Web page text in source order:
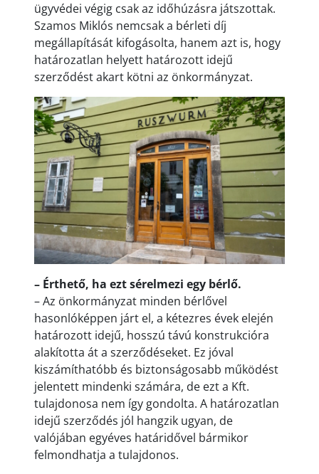
ügyvédei végig csak az időhúzásra játszottak.
Szamos Miklós nemcsak a bérleti díj
megállapítását kifogásolta, hanem azt is, hogy
határozatlan helyett határozott idejű
szerződést akart kötni az önkormányzat.
– Érthető, ha ezt sérelmezi egy bérlő.
– Az önkormányzat minden bérlővel
hasonlóképpen járt el, a kétezres évek elején
határozott idejű, hosszú távú konstrukcióra
alakította át a szerződéseket. Ez jóval
kiszámíthatóbb és biztonságosabb működést
jelentett mindenki számára, de ezt a Kft.
tulajdonosa nem így gondolta. A határozatlan
idejű szerződés jól hangzik ugyan, de
valójában egyéves határidővel bármikor
felmondhatja a tulajdonos.